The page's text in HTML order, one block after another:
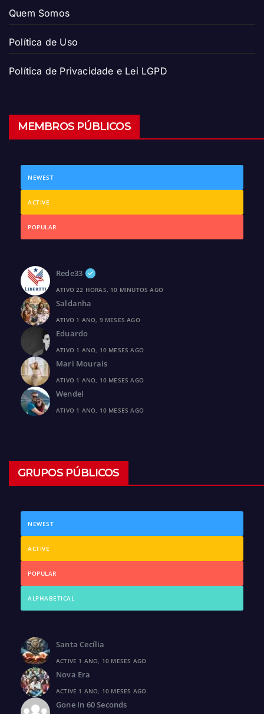
Quem Somos
Política de Uso
Política de Privacidade e Lei LGPD
MEMBROS PÚBLICOS
NEWEST
ACTIVE
POPULAR
Rede33
ATIVO 22 HORAS, 10 MINUTOS AGO
Saldanha
ATIVO 1 ANO, 9 MESES AGO
Eduardo
ATIVO 1 ANO, 10 MESES AGO
Mari Mourais
ATIVO 1 ANO, 10 MESES AGO
Wendel
ATIVO 1 ANO, 10 MESES AGO
GRUPOS PÚBLICOS
NEWEST
ACTIVE
POPULAR
ALPHABETICAL
Santa Cecília
ACTIVE 1 ANO, 10 MESES AGO
Nova Era
ACTIVE 1 ANO, 10 MESES AGO
Gone In 60 Seconds